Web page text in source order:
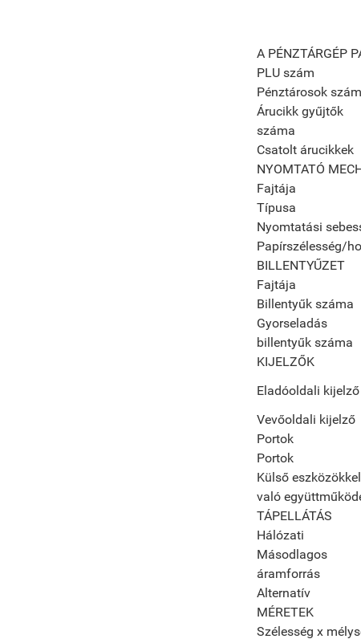
A PÉNZTÁRGÉP
PLU szám
Pénztárosok
Árucikk gyűjtők
száma
Csatolt árucikkek
NYOMTATÓ
Fajtája
Típusa
Nyomtatási
Papírszélesség/
BILLENTYŰZET
Fajtája
Billentyűk száma
Gyorseladás
billentyűk száma
KIJELZŐK
Eladóoldali kijelző
Vevőoldali kijelző
Portok
Portok
Külső eszközökkel
való
TÁPELLÁTÁS
Hálózati
Másodlagos
áramforrás
Alternatív
MÉRETEK
Szélesség x